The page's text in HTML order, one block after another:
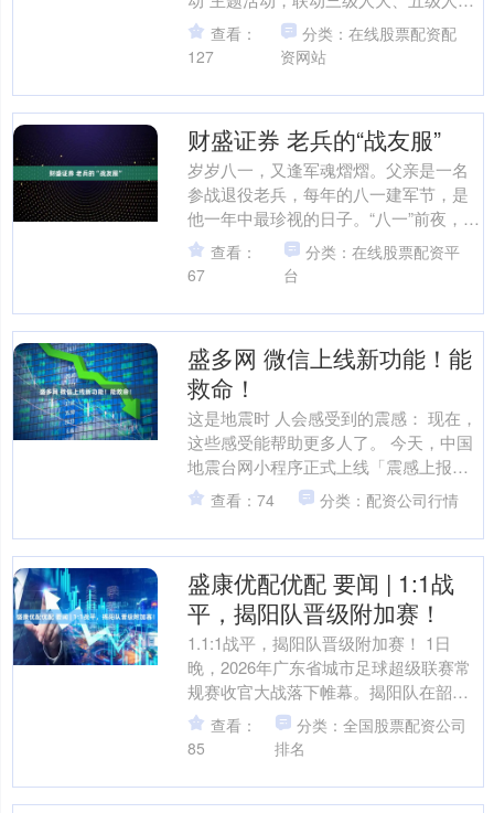
代表，开展代表视察、调研、走访、进
联络站等活动，深入产业企....
查看：
127
分类：在线股票配资配
资网站
财盛证券 老兵的“战友服”
岁岁八一，又逢军魂熠熠。父亲是一名
参战退役老兵，每年的八一建军节，是
他一年中最珍视的日子。“八一”前夜，他
反复试穿明日聚会的“战友服”，拉拉衣
角、抚平褶皱，来回....
查看：
67
分类：在线股票配资平
台
盛多网 微信上线新功能！能
救命！
这是地震时 人会感受到的震感： 现在，
这些感受能帮助更多人了。 今天，中国
地震台网小程序正式上线「震感上报」
能力。 当用户收到地震预警并确认自身
安全后，可进入小....
查看：74 分类：配资公司行情
盛康优配优配 要闻 | 1:1战
平，揭阳队晋级附加赛！
1.1:1战平，揭阳队晋级附加赛！ 1日
晚，2026年广东省城市足球超级联赛常
规赛收官大战落下帷幕。揭阳队在韶关
市西河体育中心客场挑战韶关队，经过
激烈角逐，最终....
查看：
85
分类：全国股票配资公司
排名